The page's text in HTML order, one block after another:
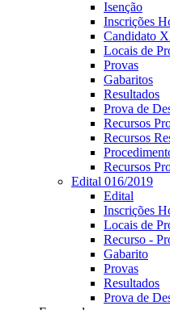
Isenção
Inscrições
Candidato X
Locais de
Provas
Gabaritos
Resultados
Prova de
Recursos
Recursos
Recursos
Edital 016/2019
Edital
Inscrições
Locais de
Recurso -
Gabarito
Provas
Resultados
Prova de